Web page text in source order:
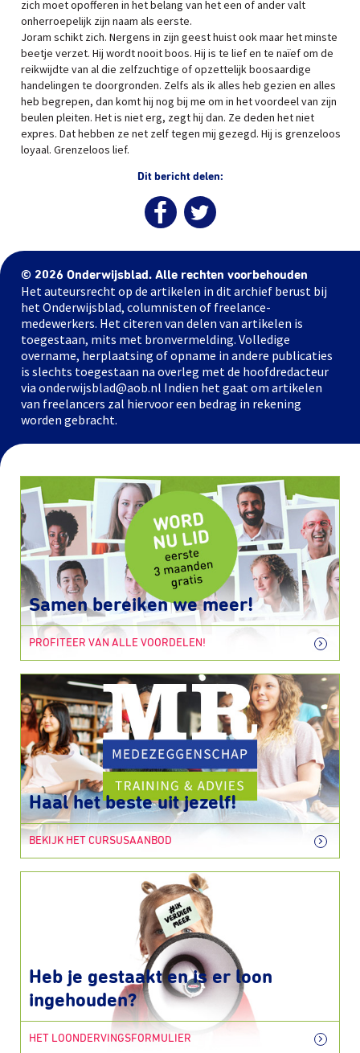
zich moet opofferen in het belang van het een of ander valt
onherroepelijk zijn naam als eerste.
Joram schikt zich. Nergens in zijn geest huist ook maar het minste
beetje verzet. Hij wordt nooit boos. Hij is te lief en te naïef om de
reikwijdte van al die zelfzuchtige of opzettelijk boosaardige
handelingen te doorgronden. Zelfs als ik alles heb gezien en alles
heb begrepen, dan komt hij nog bij me om in het voordeel van zijn
beulen pleiten. Het is niet erg, zegt hij dan. Ze deden het niet
expres. Dat hebben ze net zelf tegen mij gezegd. Hij is grenzeloos
loyaal. Grenzeloos lief.
Dit bericht delen:
© 2026 Onderwijsblad. Alle rechten voorbehouden
Het auteursrecht op de artikelen in dit archief berust bij
het Onderwijsblad, columnisten of freelance-
medewerkers. Het citeren van delen van artikelen is
toegestaan, mits met bronvermelding. Volledige
overname, herplaatsing of opname in andere publicaties
is slechts toegestaan na overleg met de hoofdredacteur
via onderwijsblad@aob.nl Indien het gaat om artikelen
van freelancers zal hiervoor een bedrag in rekening
worden gebracht.
Samen bereiken we meer!
PROFITEER VAN ALLE VOORDELEN!
Haal het beste uit jezelf!
BEKIJK HET CURSUSAANBOD
Heb je gestaakt en is er loon
ingehouden?
HET LOONDERVINGSFORMULIER